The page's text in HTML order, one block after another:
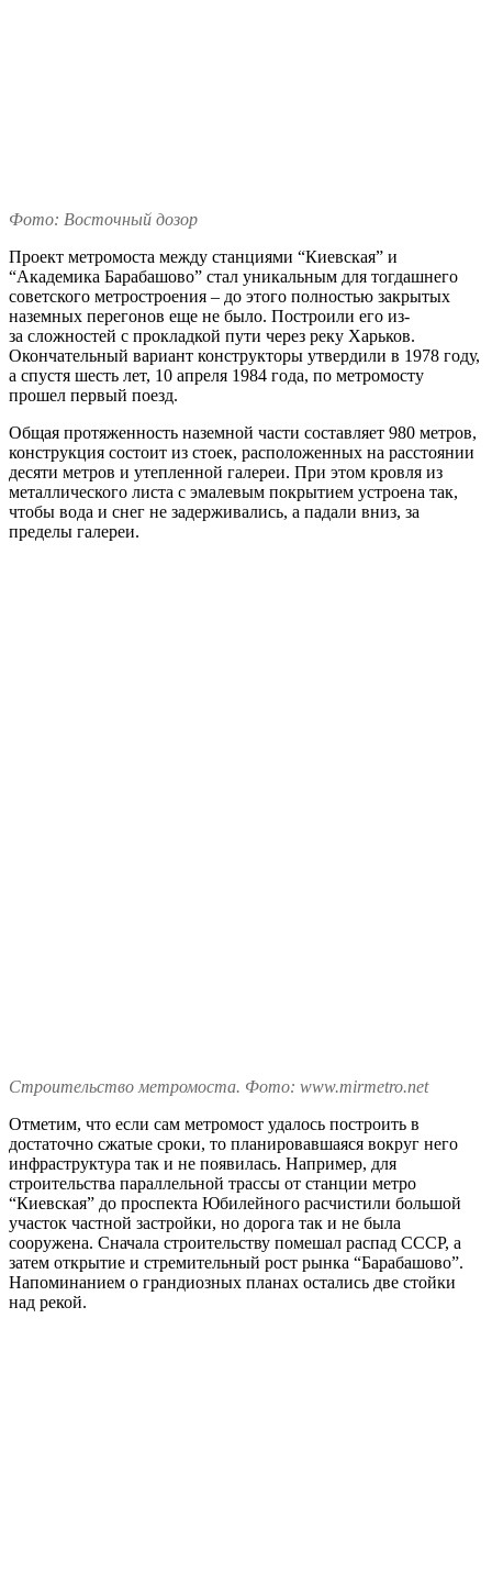
Фото: Восточный дозор
Проект метромоста между станциями “Киевская” и
“Академика Барабашово” стал уникальным для тогдашнего
советского метростроения – до этого полностью закрытых
наземных перегонов еще не было. Построили его из-
за сложностей с прокладкой пути через реку Харьков.
Окончательный вариант конструкторы утвердили в 1978 году,
а спустя шесть лет, 10 апреля 1984 года, по метромосту
прошел первый поезд.
Общая протяженность наземной части составляет 980 метров,
конструкция состоит из стоек, расположенных на расстоянии
десяти метров и утепленной галереи. При этом кровля из
металлического листа с эмалевым покрытием устроена так,
чтобы вода и снег не задерживались, а падали вниз, за
пределы галереи.
Строительство метромоста. Фото: www.mirmetro.net
Отметим, что если сам метромост удалось построить в
достаточно сжатые сроки, то планировавшаяся вокруг него
инфраструктура так и не появилась. Например, для
строительства параллельной трассы от станции метро
“Киевская” до проспекта Юбилейного расчистили большой
участок частной застройки, но дорога так и не была
сооружена. Сначала строительству помешал распад СССР, а
затем открытие и стремительный рост рынка “Барабашово”.
Напоминанием о грандиозных планах остались две стойки
над рекой.